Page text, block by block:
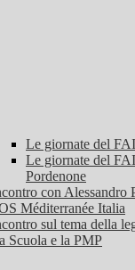
Le giornate del
Le giornate del
Pordenone
con Alessandro
Méditerranée Italia
sul tema della
Scuola e la PMP